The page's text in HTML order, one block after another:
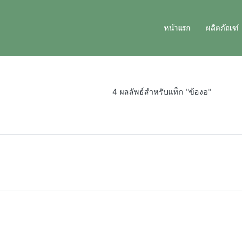
หน้าแรก ผลิตภัณฑ์
4 ผลลัพธ์สำหรับแท็ก "ข้องอ"